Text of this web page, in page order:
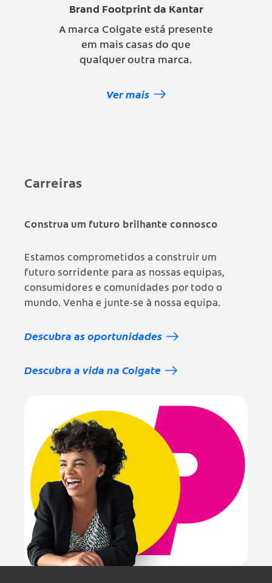
Brand Footprint da Kantar
A marca Colgate está presente
em mais casas do que
qualquer outra marca.
Ver mais
Carreiras
Construa um futuro brilhante connosco
Estamos comprometidos a construir um
futuro sorridente para as nossas equipas,
consumidores e comunidades por todo o
mundo. Venha e junte-se à nossa equipa.
Descubra as oportunidades
Descubra a vida na Colgate